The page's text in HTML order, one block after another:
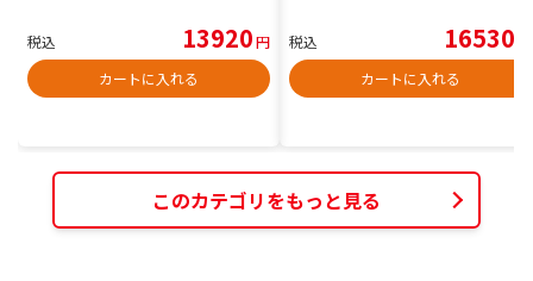
税込 13920円
カートに入れる
税込 16530
カートに入れる
このカテゴリをもっと見る